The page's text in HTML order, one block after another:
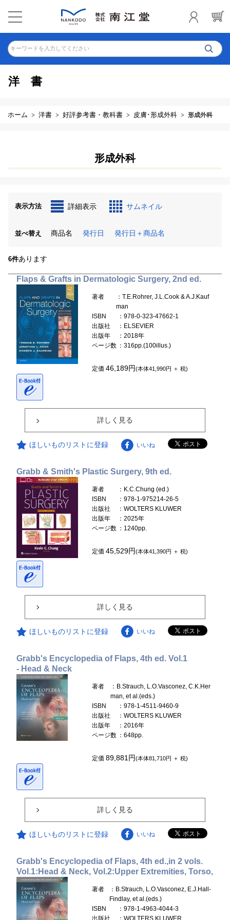
キーワードを入力してください
洋書
ホーム 洋書 好評参考書・教科書 皮膚･形成外科 形成外科
形成外科
表示方法 詳細表示 サムネイル
並べ替え 商品名 発行日 発行日＋商品名
6件あります
Flaps & Grafts in Dermatologic Surgery, 2nd ed.
著者
：T.E.Rohrer, J.L.Cook & A.J.Kauf
man
ISBN
：978-0-323-47662-1
出版社
：ELSEVIER
出版年
：2018年
ページ数 ：316pp.(100illus.)
定価46,189円(本体41,990円 ＋ 税)
詳しく見る
ほしいものリストに登録 いいね
Grabb & Smith's Plastic Surgery, 9th ed.
著者
：K.C.Chung (ed.)
ISBN
：978-1-975214-26-5
出版社
：WOLTERS KLUWER
出版年
：2025年
ページ数 ：1240pp.
定価45,529円(本体41,390円 ＋ 税)
詳しく見る
ほしいものリストに登録 いいね
Grabb's Encyclopedia of Flaps, 4th ed. Vol.1
- Head & Neck
著者
：B.Strauch, L.O.Vasconez, C.K.Her
man, et al.(eds.)
ISBN
：978-1-4511-9460-9
出版社
：WOLTERS KLUWER
出版年
：2016年
ページ数 ：648pp.
定価89,881円(本体81,710円 ＋ 税)
詳しく見る
ほしいものリストに登録 いいね
Grabb's Encyclopedia of Flaps, 4th ed.,in 2 vols.
Vol.1:Head & Neck, Vol.2:Upper Extremities, Torso,
著者
：B.Strauch, L.O.Vasconez, E.J.Hall-
Findlay, et al.(eds.)
ISBN
：978-1-4963-4044-3
出版社
：WOLTERS KLUWER